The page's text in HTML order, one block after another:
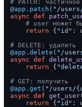
# PATCH:
@app.patch( "/
async def
# user может
return { "id" :
# DELETE: удалить
@app.delete( "/
async def
return {
# GET: получить
@app.get( "/users/
async def get_user(
return { "id" :